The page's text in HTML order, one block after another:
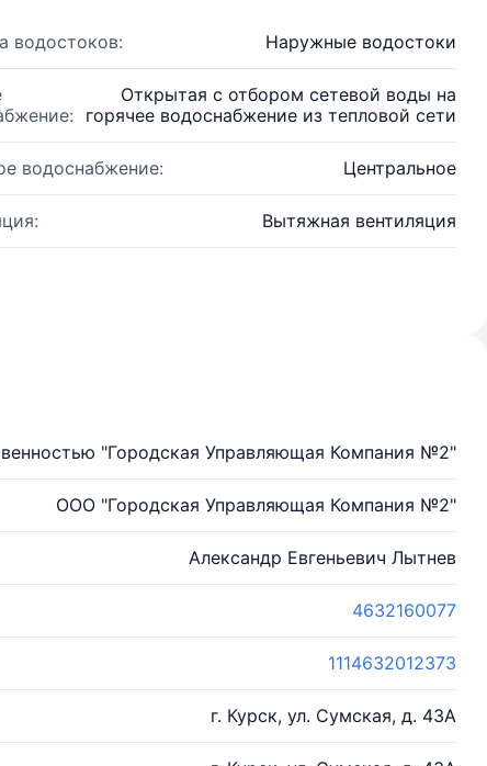
водостоков: Наружные водостоки
Открытая с отбором сетевой воды на
горячее водоснабжение из тепловой сети
водоснабжение: Центральное
Вытяжная вентиляция
"Городская Управляющая Компания №2"
ООО "Городская Управляющая Компания №2"
Александр Евгеньевич Лытнев
4632160077
1114632012373
г. Курск, ул. Сумская, д. 43А